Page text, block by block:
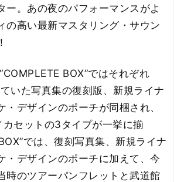
ー。あの夜のパフォーマンスがよ
の高い最新マスタリング・サウン
BOX”ではそれぞれ
いた写真集の復刻版、新規ライナ
・デザインのポーチが同梱され、
カセットの3タイプが一挙に揃
では、復刻写真集、新規ライナ
・デザインのポーチに加えて、今
時のツアーパンフレットと武道館